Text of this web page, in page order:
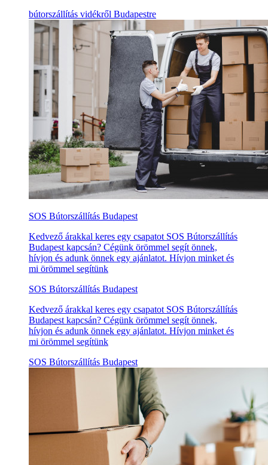
bútorszállítás vidékről Budapestre
SOS Bútorszállítás Budapest
Kedvező árakkal keres egy csapatot SOS Bútorszállítás
Budapest kapcsán? Cégünk örömmel segít önnek,
hívjon és adunk önnek egy ajánlatot. Hívjon minket és
mi örömmel segítünk
SOS Bútorszállítás Budapest
Kedvező árakkal keres egy csapatot SOS Bútorszállítás
Budapest kapcsán? Cégünk örömmel segít önnek,
hívjon és adunk önnek egy ajánlatot. Hívjon minket és
mi örömmel segítünk
SOS Bútorszállítás Budapest